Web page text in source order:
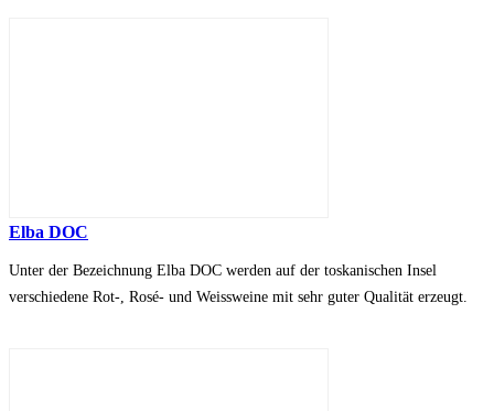
Elba DOC
Unter der Bezeichnung Elba DOC werden auf der toskanischen Insel
verschiedene Rot-, Rosé- und Weissweine mit sehr guter Qualität erzeugt.